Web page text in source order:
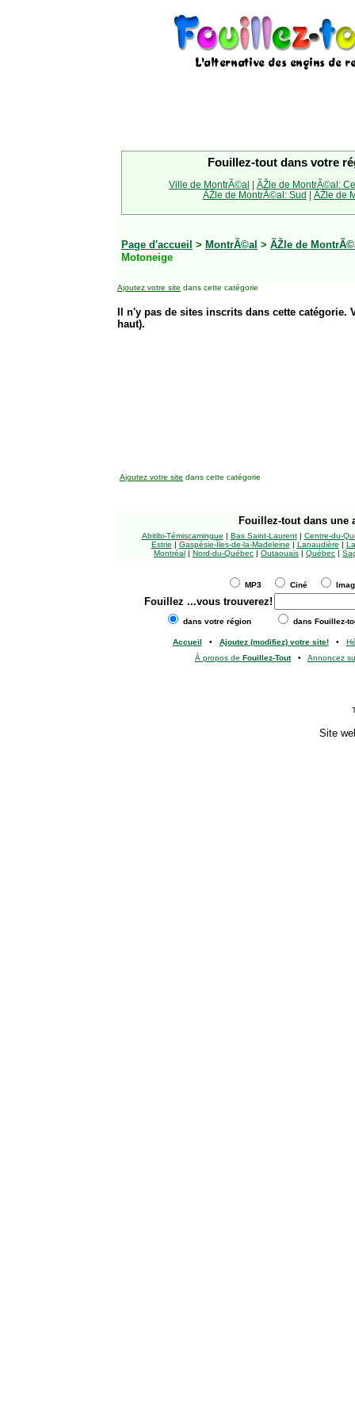
Fouillez-tout dans votre
Ville de MontrÃ©al | ÃŽle de MontrÃ©al:
ÃŽle de MontrÃ©al: Sud | ÃŽle de
Page d'accueil > MontrÃ©al > ÃŽle de
Motoneige
Ajoutez votre site dans cette catégorie
Il n'y pas de sites inscrits dans cette
haut).
Ajoutez votre site dans cette catégorie
Fouillez-tout dans une
Abitibi-Témiscamingue | Bas Saint-Laurent| Centre-du-
Estrie | Gaspésie-Îles-de-la-Madeleine | Lanaudière |
Montréal | Nord-du-Québec | Outaouais | Québec |
MP3 Ciné
Fouillez ...vous trouverez!
dans votre région dans Fouillez-
Accueil • Ajoutez (modifiez) votre site!•
À propos de Fouillez-Tout• Annoncez
Site